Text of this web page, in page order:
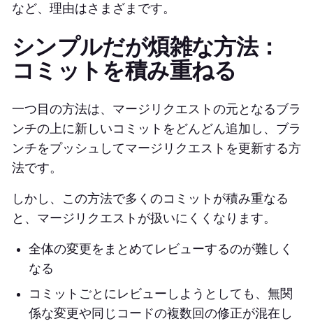
など、理由はさまざまです。
シンプルだが煩雑な方法：
コミットを積み重ねる
一つ目の方法は、マージリクエストの元となるブラ
ンチの上に新しいコミットをどんどん追加し、ブラ
ンチをプッシュしてマージリクエストを更新する方
法です。
しかし、この方法で多くのコミットが積み重なる
と、マージリクエストが扱いにくくなります。
全体の変更をまとめてレビューするのが難しく
なる
コミットごとにレビューしようとしても、無関
係な変更や同じコードの複数回の修正が混在し